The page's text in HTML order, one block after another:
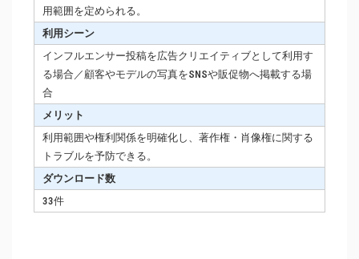
用範囲を定められる。
利用シーン
インフルエンサー投稿を広告クリエイティブとして利用す
る場合／顧客やモデルの写真をSNSや販促物へ掲載する場
合
メリット
利用範囲や権利関係を明確化し、著作権・肖像権に関する
トラブルを予防できる。
ダウンロード数
33件